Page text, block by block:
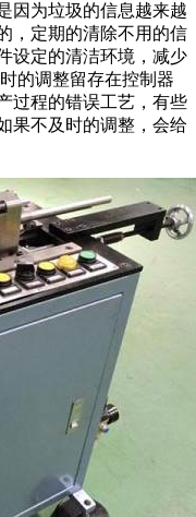
因为垃圾的信息越来越
，定期的清除不用的信
设定的清洁环境，减少
的调整留存在控制器
过程的错误工艺，有些
果不及时的调整，会给